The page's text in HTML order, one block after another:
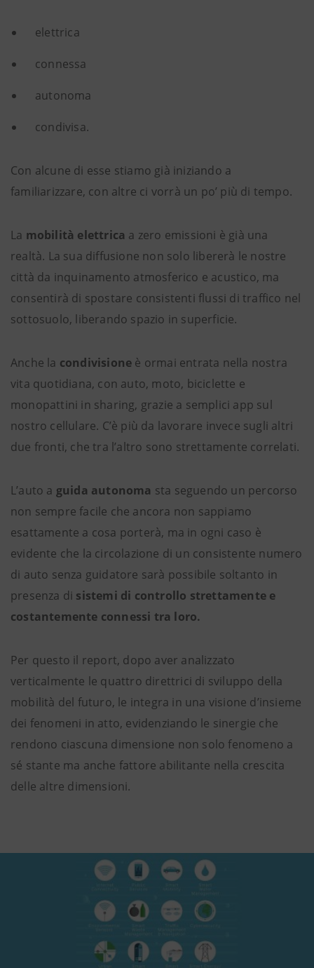
elettrica
connessa
autonoma
condivisa.
Con alcune di esse stiamo già iniziando a
familiarizzare, con altre ci vorrà un po’ più di tempo.
La mobilità elettrica a zero emissioni è già una
realtà. La sua diffusione non solo libererà le nostre
città da inquinamento atmosferico e acustico, ma
consentirà di spostare consistenti flussi di traffico nel
sottosuolo, liberando spazio in superficie.
Anche la condivisione è ormai entrata nella nostra
vita quotidiana, con auto, moto, biciclette e
monopattini in sharing, grazie a semplici app sul
nostro cellulare. C’è più da lavorare invece sugli altri
due fronti, che tra l’altro sono strettamente correlati.
L’auto a guida autonoma sta seguendo un percorso
non sempre facile che ancora non sappiamo
esattamente a cosa porterà, ma in ogni caso è
evidente che la circolazione di un consistente numero
di auto senza guidatore sarà possibile soltanto in
presenza di sistemi di controllo strettamente e
costantemente connessi tra loro.
Per questo il report, dopo aver analizzato
verticalmente le quattro direttrici di sviluppo della
mobilità del futuro, le integra in una visione d’insieme
dei fenomeni in atto, evidenziando le sinergie che
rendono ciascuna dimensione non solo fenomeno a
sé stante ma anche fattore abilitante nella crescita
delle altre dimensioni.